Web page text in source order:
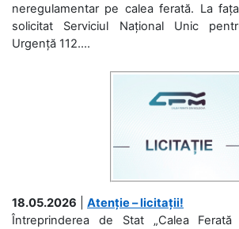
neregulamentar pe calea ferată. La
solicitat Serviciul Național Unic
Urgență 112....
18.05.2026
Atenție – licitații!
Întreprinderea de Stat „Calea Ferată